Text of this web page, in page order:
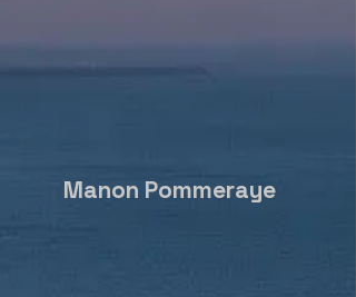
Manon Pommeraye